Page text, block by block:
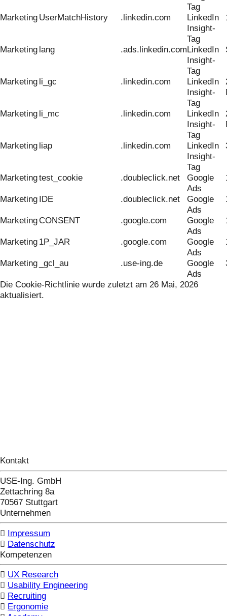
Tag
Marketing UserMatchHistory .linkedin.com
LinkedIn
Insight-
Tag
Marketing lang .ads.linkedin.com LinkedIn
Insight-
Tag
Marketing li_gc .linkedin.com
LinkedIn
Insight-
Tag
Marketing li_mc .linkedin.com
LinkedIn
Insight-
Tag
Marketing liap .linkedin.com
LinkedIn
Insight-
Tag
Marketingtest_cookie .doubleclick.net
Google
Ads
Marketing IDE .doubleclick.net
Google
Ads
MarketingCONSENT .google.com
Google
Ads
Marketing 1P_JAR .google.com
Google
Ads
Marketing _gcl_au .use-ing.de
Google
Ads
Die Cookie-Richtlinie wurde zuletzt am 26 Mai, 2026
aktualisiert.
Kontakt
USE-Ing. GmbH
Zettachring 8a
70567 Stuttgart
Unternehmen
Impressum
Datenschutz
Kompetenzen
UX Research
Usability Engineering
Recruiting
Ergonomie